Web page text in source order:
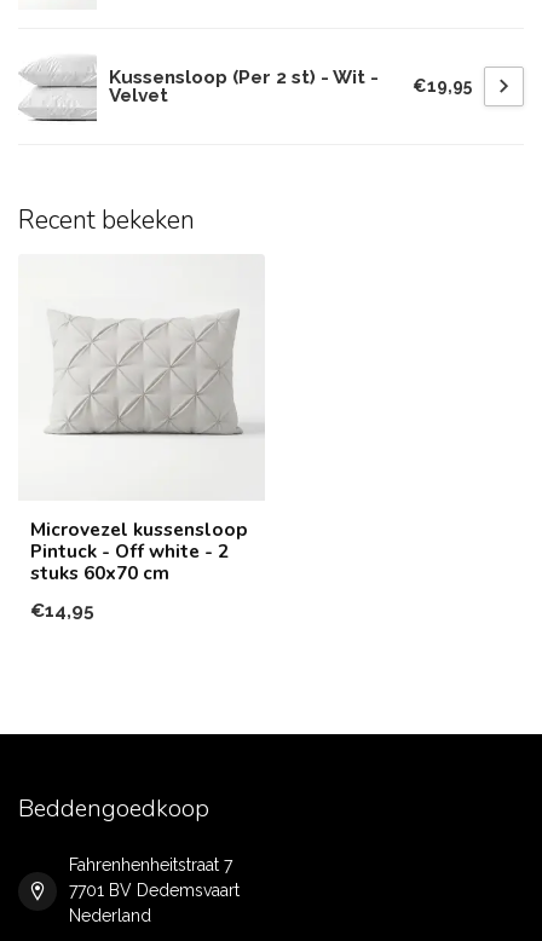
Kussensloop (Per 2 st) - Wit -
Velvet
€19,95
Recent bekeken
Microvezel kussensloop
Pintuck - Off white - 2
stuks 60x70 cm
€14,95
Beddengoedkoop
Fahrenhenheitstraat 7
7701 BV Dedemsvaart
Nederland